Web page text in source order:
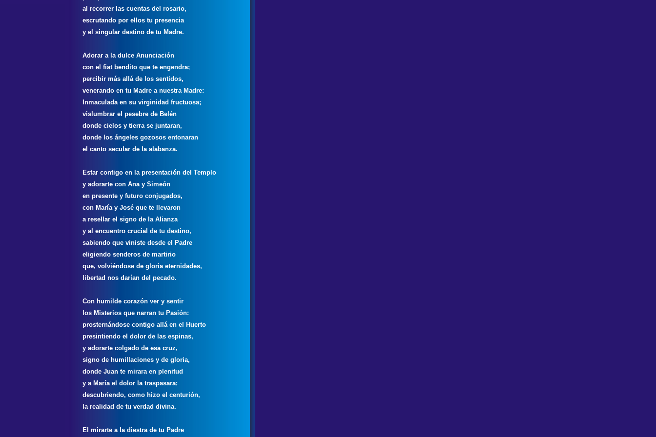
al recorrer las cuentas del rosario,
escrutando por ellos tu presencia
y el singular destino de tu Madre.
Adorar a la dulce Anunciación
con el fiat bendito que te engendra;
percibir más allá de los sentidos,
venerando en tu Madre a nuestra Madre:
Inmaculada en su virginidad fructuosa;
vislumbrar el pesebre de Belén
donde cielos y tierra se juntaran,
donde los ángeles gozosos entonaran
el canto secular de la alabanza.
Estar contigo en la presentación del Templo
y adorarte con Ana y Simeón
en presente y futuro conjugados,
con María y José que te llevaron
a resellar el signo de la Alianza
y al encuentro crucial de tu destino,
sabiendo que viniste desde el Padre
eligiendo senderos de martirio
que, volviéndose de gloria eternidades,
libertad nos darían del pecado.
Con humilde corazón ver y sentir
los Misterios que narran tu Pasión:
prosternándose contigo allá en el Huerto
presintiendo el dolor de las espinas,
y adorarte colgado de esa cruz,
signo de humillaciones y de gloria,
donde Juan te mirara en plenitud
y a María el dolor la traspasara;
descubriendo, como hizo el centurión,
la realidad de tu verdad divina.
El mirarte a la diestra de tu Padre